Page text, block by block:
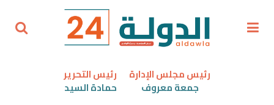
رئيس مجلس الإدارة
جمعة معروف
رئيس التحرير
حمادة السيد